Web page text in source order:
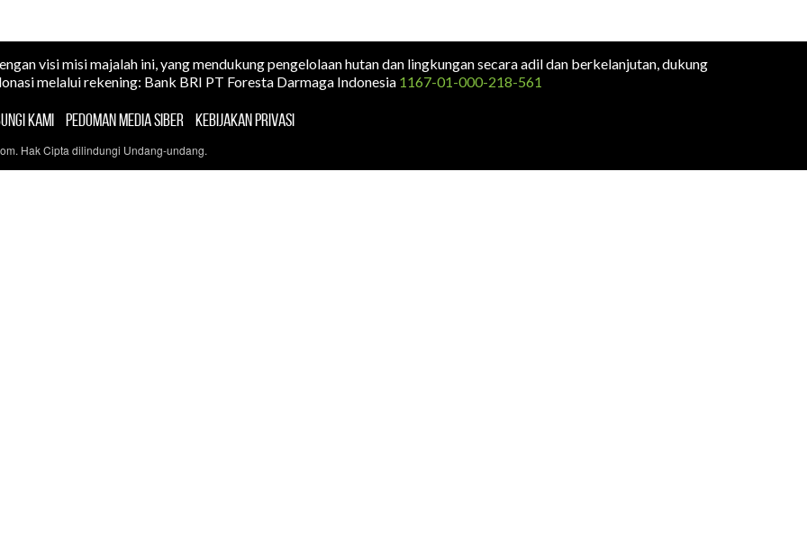
visi misi majalah ini, yang mendukung pengelolaan hutan dan lingkungan secara adil dan berkelanjutan, dukung
melalui rekening: Bank BRI PT Foresta Darmaga Indonesia 1167-01-000-218-561
KAMI PEDOMAN MEDIA SIBER KEBIJAKAN PRIVASI
Hak Cipta dilindungi Undang-undang.